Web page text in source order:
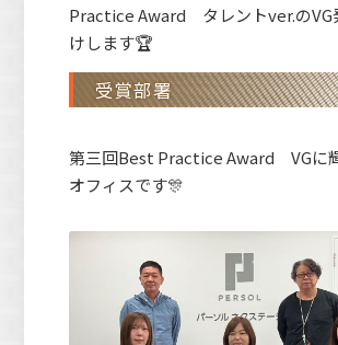
Practice Award タレントver.のVG
けします🏆
受賞部署
第三回Best Practice Award VGに
オフィスです🎊